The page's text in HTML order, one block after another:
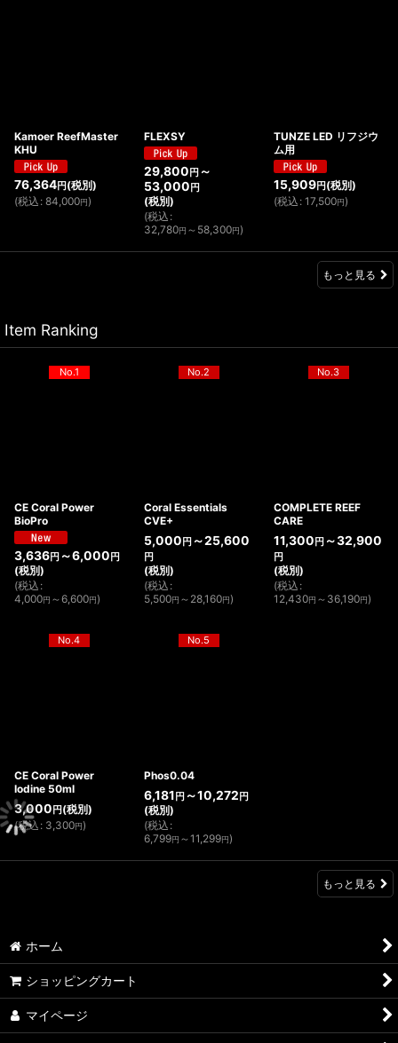
Kamoer ReefMaster
KHU
76,364円 (税別)
(税込 : 84,000円)
FLEXSY
29,800 円～
53,000 円
(税別)
(税込 :
32,780円 ～58,300円)
TUNZE LED リフジウ
ム用
15,909円(税別)
(税込 : 17,500円)
もっと見る
Item Ranking
No.1
CE Coral Power
BioPro
3,636円 ～6,000 円
(税別)
(税込 :
4,000円 ～6,600円)
No.2
Coral Essentials
CVE+
5,000 円～25,600
円
(税別)
(税込 :
5,500円 ～28,160円)
No.3
COMPLETE REEF
CARE
11,300 円～32,900
円
(税別)
(税込 :
12,430円 ～36,190円)
No.4
CE Coral Power
Iodine 50ml
3,000 円 (税別)
(税込 : 3,300円)
No.5
Phos0.04
6,181 円～10,272 円
(税別)
(税込 :
6,799円 ～11,299円)
もっと見る
ホーム
ショッピングカート
マイページ